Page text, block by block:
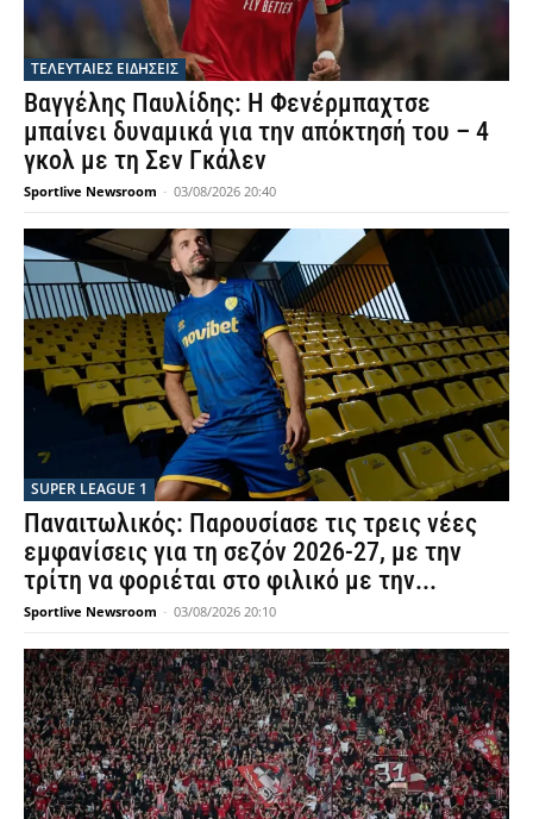
ΤΕΛΕΥΤΑΙΕΣ ΕΙΔΗΣΕΙΣ
Βαγγέλης Παυλίδης: Η Φενέρμπαχτσε
μπαίνει δυναμικά για την απόκτησή του – 4
γκολ με τη Σεν Γκάλεν
Sportlive Newsroom - 03/08/2026 20:40
SUPER LEAGUE 1
Παναιτωλικός: Παρουσίασε τις τρεις νέες
εμφανίσεις για τη σεζόν 2026-27, με την
τρίτη να φοριέται στο φιλικό με την...
Sportlive Newsroom - 03/08/2026 20:10